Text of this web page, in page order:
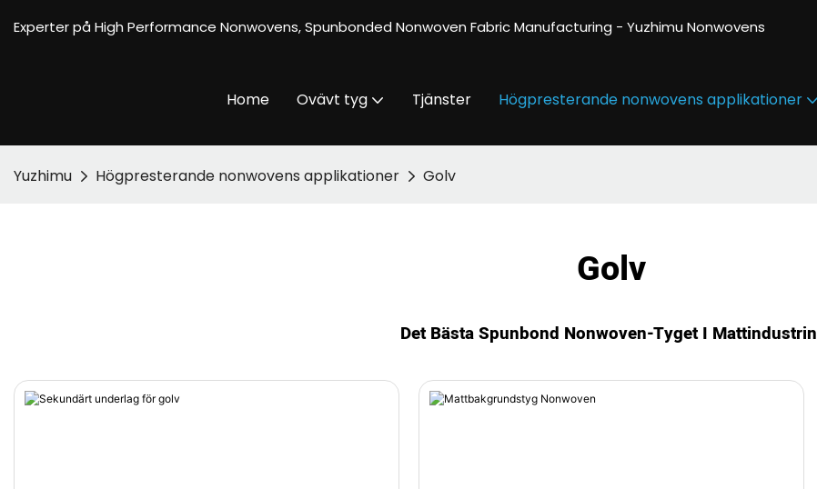
Experter på High Performance Nonwovens, Spunbonded Nonwoven Fabric Manufacturing - Yuzhimu Nonwovens
Home Ovävt tyg Tjänster Högpresterande nonwovens applikationer
Yuzhimu Högpresterande nonwovens applikationer Golv
Golv
Det Bästa Spunbond Nonwoven-Tyget I Mattindustrin